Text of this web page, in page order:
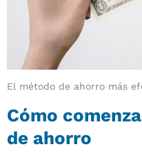
El método de ahorro más
Cómo
de ahorro